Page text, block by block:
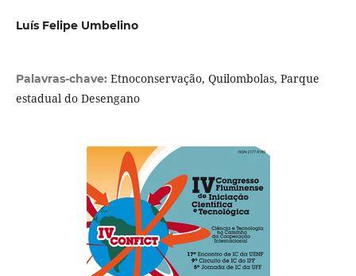
Luís Felipe Umbelino
Palavras-chave: Etnoconservação, Quilombolas, Parque
estadual do Desengano